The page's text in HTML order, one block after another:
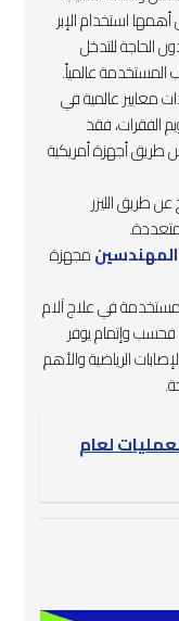
أهمها استخدام الإبر
الحاجة للتدخل
عالمياً.
معايير عالمية في
الفقرات، فقد
طريق أجهزة أمريكية
عن طريق الليزر
مجهزة
في علاج آلام
فحسب وإتمام يوفر
الرياضية والأهم
لعام